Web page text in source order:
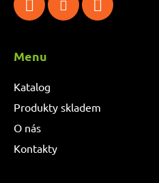
Menu
Katalog
Produkty skladem
O nás
Kontakty